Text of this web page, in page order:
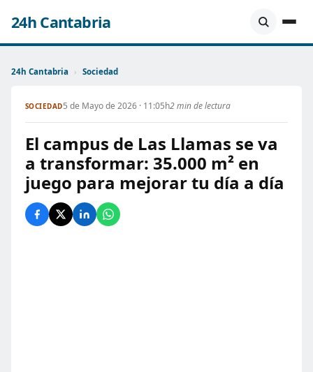
24h Cantabria
24h Cantabria › Sociedad
SOCIEDAD5 de Mayo de 2026 · 11:05h2 min de lectura
El campus de Las Llamas se va
a transformar: 35.000 m² en
juego para mejorar tu día a día